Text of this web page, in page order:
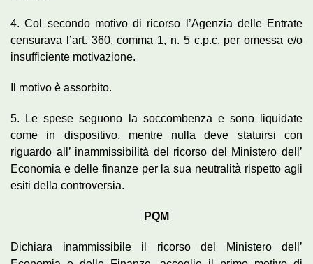
4. Col secondo motivo di ricorso l’Agenzia delle Entrate
censurava l’art. 360, comma 1, n. 5 c.p.c. per omessa e/o
insufficiente motivazione.
Il motivo è assorbito.
5. Le spese seguono la soccombenza e sono liquidate
come in dispositivo, mentre nulla deve statuirsi con
riguardo all’ inammissibilità del ricorso del Ministero dell’
Economia e delle finanze per la sua neutralità rispetto agli
esiti della controversia.
PQM
Dichiara inammissibile il ricorso del Ministero dell’